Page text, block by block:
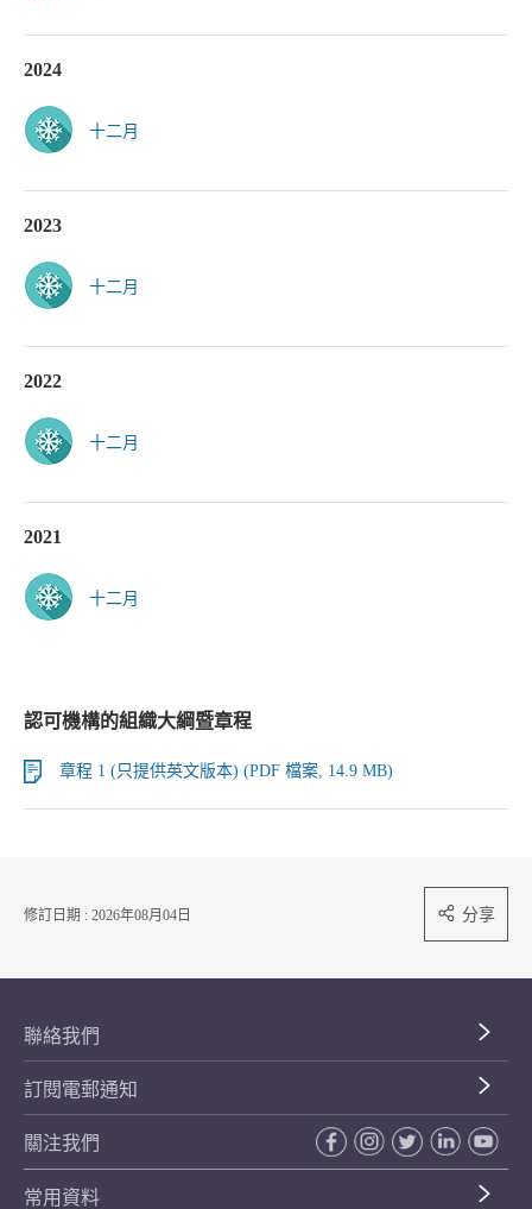
2024
十二月
2023
十二月
2022
十二月
2021
十二月
認可機構的組織大綱暨章程
章程 1 (只提供英文版本) (PDF 檔案, 14.9 MB)
修訂日期 : 2026年08月04日 分享
聯絡我們
訂閱電郵通知
關注我們
常用資料